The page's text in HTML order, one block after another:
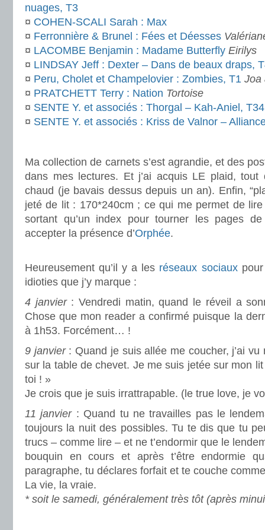
nuages, T3
¤ COHEN-SCALI Sarah : Max
¤ Ferronnière & Brunel : Fées et Déesses
¤ LACOMBE Benjamin : Madame Butterfly Eirilys
¤ LINDSAY Jeff : Dexter – Dans de beaux draps,
¤ Peru, Cholet et Champelovier : Zombies, T1 Joa
¤ PRATCHETT Terry : Nation Tortoise
¤ SENTE Y. et associés : Thorgal – Kah-Aniel, T34
¤ SENTE Y. et associés : Kriss de Valnor –
Ma collection de carnets s’est agrandie, et des
dans mes lectures. Et j’ai acquis LE plaid, tout
chaud (je bavais dessus depuis un an). Enfin,
jeté de lit : 170*240cm ; ce qui me permet de
sortant qu’un index pour tourner les pages
accepter la présence d’Orphée.
Heureusement qu’il y a les réseaux sociauxpour
idioties que j’y marque :
4 janvier: Vendredi matin, quand le réveil a
Chose que mon reader a confirmé puisque la
à 1h53. Forcément… !
9 janvier: Quand je suis allée me coucher, j’ai vu
sur la table de chevet. Je me suis jetée sur mon
toi ! »
Je crois que je suis irrattrapable. (le true love, je
11 janvier: Quand tu ne travailles pas le
toujours la nuit des possibles. Tu te dis que tu
trucs – comme lire – et ne t’endormir que le
bouquin en cours et après t’être endormie
paragraphe, tu déclares forfait et te couche
La vie, la vraie.
* soit le samedi, généralement très tôt (après